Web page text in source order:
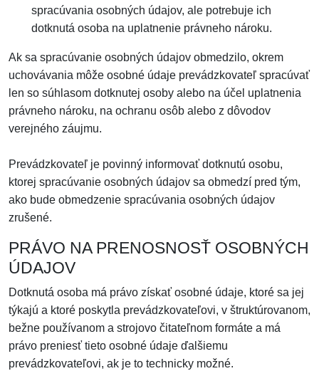
spracúvania osobných údajov, ale potrebuje ich
dotknutá osoba na uplatnenie právneho nároku.
Ak sa spracúvanie osobných údajov obmedzilo, okrem
uchovávania môže osobné údaje prevádzkovateľ spracúvať
len so súhlasom dotknutej osoby alebo na účel uplatnenia
právneho nároku, na ochranu osôb alebo z dôvodov
verejného záujmu.
Prevádzkovateľ je povinný informovať dotknutú osobu,
ktorej spracúvanie osobných údajov sa obmedzí pred tým,
ako bude obmedzenie spracúvania osobných údajov
zrušené.
PRÁVO NA PRENOSNOSŤ OSOBNÝCH
ÚDAJOV
Dotknutá osoba má právo získať osobné údaje, ktoré sa jej
týkajú a ktoré poskytla prevádzkovateľovi, v štruktúrovanom,
bežne používanom a strojovo čitateľnom formáte a má
právo preniesť tieto osobné údaje ďalšiemu
prevádzkovateľovi, ak je to technicky možné.